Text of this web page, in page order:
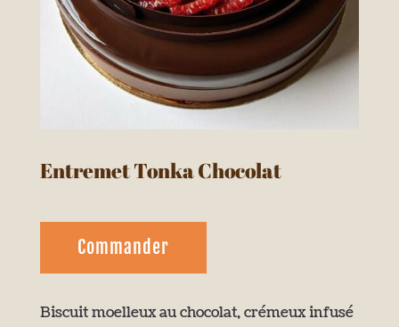
Entremet Tonka Chocolat
Commander
Biscuit moelleux au chocolat, crémeux infusé